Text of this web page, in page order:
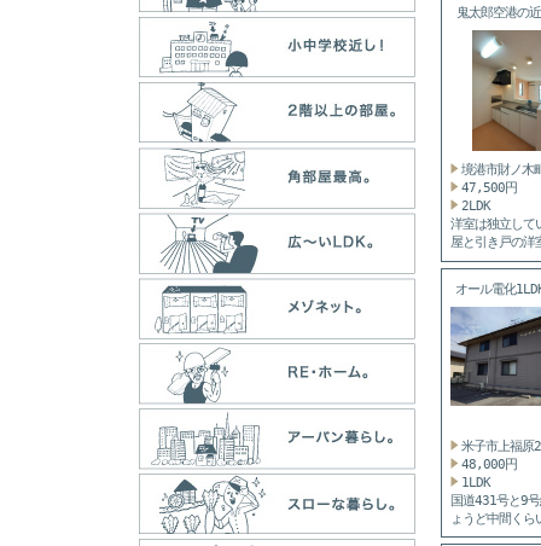
鬼太郎空港の
境港市財ノ木
47,500円
2LDK
洋室は独立して
屋と引き戸の洋
タイプ。...
オール電化
米子市上福原
48,000円
1LDK
国道431号と9
ょうど中間くら
にある...